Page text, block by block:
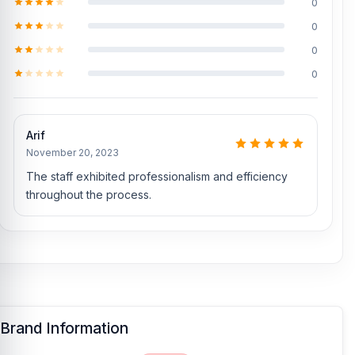
0
0
0
Arif
November 20, 2023
The staff exhibited professionalism and efficiency
throughout the process.
Brand Information